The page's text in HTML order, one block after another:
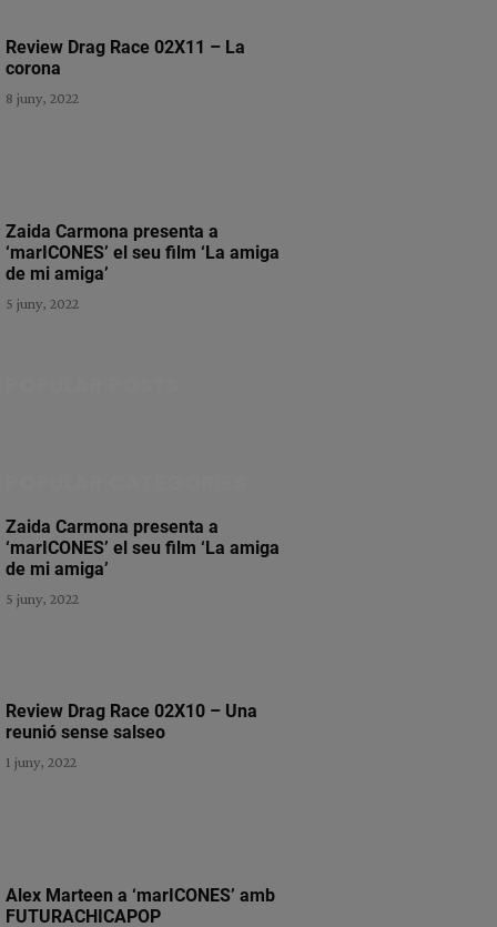
Review Drag Race 02X11 – La
corona
8 juny, 2022
Zaida Carmona presenta a
‘marICONES’ el seu film ‘La amiga
de mi amiga’
5 juny, 2022
Zaida Carmona presenta a
‘marICONES’ el seu film ‘La amiga
de mi amiga’
5 juny, 2022
Review Drag Race 02X10 – Una
reunió sense salseo
1 juny, 2022
Alex Marteen a ‘marICONES’ amb
FUTURACHICAPOP